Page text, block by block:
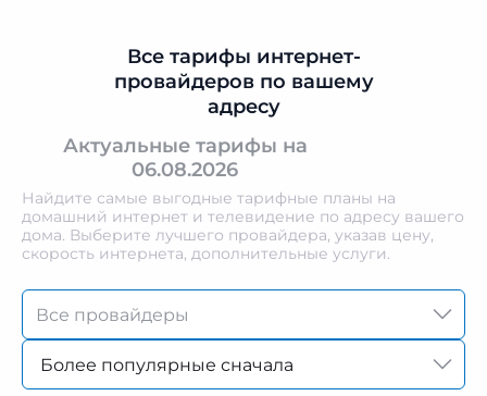
Все тарифы интернет-
провайдеров по вашему
адресу
Актуальные тарифы на
06.08.2026
Найдите самые выгодные тарифные планы на
домашний интернет и телевидение по адресу вашего
дома. Выберите лучшего провайдера, указав цену,
скорость интернета, дополнительные услуги.
Более популярные сначала